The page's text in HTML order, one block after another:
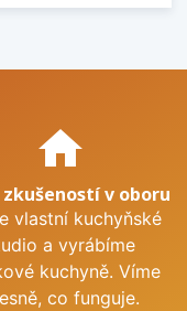
home
v oboru
vlastní kuchyňské
a vyrábíme
kuchyně. Víme
co funguje.